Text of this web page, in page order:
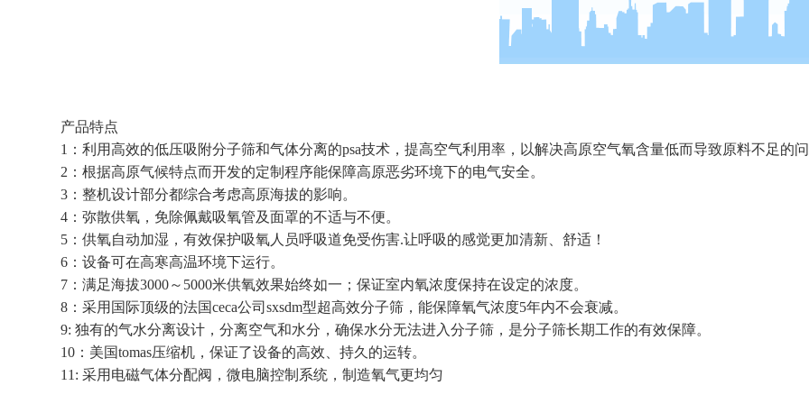
产品特点
1：利用高效的低压吸附分子筛和气体分离的psa技术，提高空气利用率，以解决高原空气氧含量低而导致原料不足的
2：根据高原气候特点而开发的定制程序能保障高原恶劣环境下的电气安全。
3：整机设计部分都综合考虑高原海拔的影响。
4：弥散供氧，免除佩戴吸氧管及面罩的不适与不便。
5：供氧自动加湿，有效保护吸氧人员呼吸道免受伤害.让呼吸的感觉更加清新、舒适！
6：设备可在高寒高温环境下运行。
7：满足海拔3000～5000米供氧效果始终如一；保证室内氧浓度保持在设定的浓度。
8：采用国际顶级的法国ceca公司sxsdm型超高效分子筛，能保障氧气浓度5年内不会衰减。
9: 独有的气水分离设计，分离空气和水分，确保水分无法进入分子筛，是分子筛长期工作的有效保障。
10：美国tomas压缩机，保证了设备的高效、持久的运转。
11: 采用电磁气体分配阀，微电脑控制系统，制造氧气更均匀